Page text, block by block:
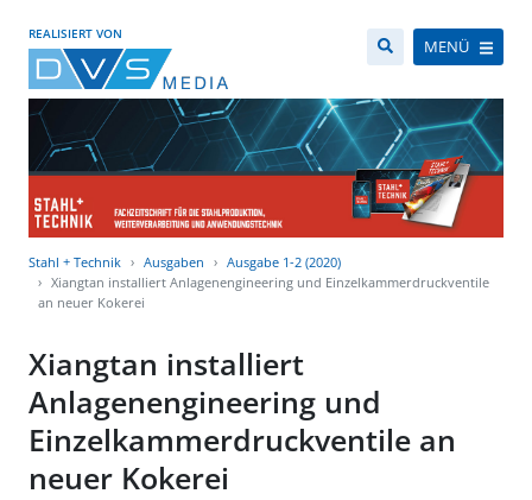
REALISIERT VON
MENÜ
Stahl + Technik Ausgaben
Ausgabe 1-2 (2020)
Xiangtan installiert Anlagenengineering und Einzelkammerdruckventile
an neuer Kokerei
Xiangtan installiert
Anlagenengineering und
Einzelkammerdruckventile an
neuer Kokerei